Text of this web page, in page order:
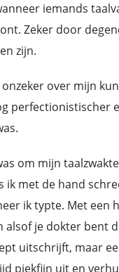
iemands
Zeker door
zijn.
over mijn
perfectionistischer
om mijn
ik met de hand
ik typte. Met een
alsof je dokter bent
uitschrijft, maar
piekfijn uit en